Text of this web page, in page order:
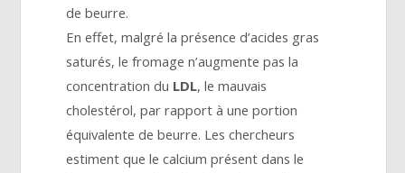
de beurre.
En effet, malgré la présence d’acides gras
saturés, le fromage n’augmente pas la
concentration du LDL, le mauvais
cholestérol, par rapport à une portion
équivalente de beurre. Les chercheurs
estiment que le calcium présent dans le